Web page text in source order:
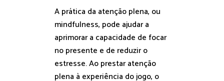
A prática da atenção plena, ou
mindfulness, pode ajudar a
aprimorar a capacidade de focar
no presente e de reduzir o
estresse. Ao prestar atenção
plena à experiência do jogo, o